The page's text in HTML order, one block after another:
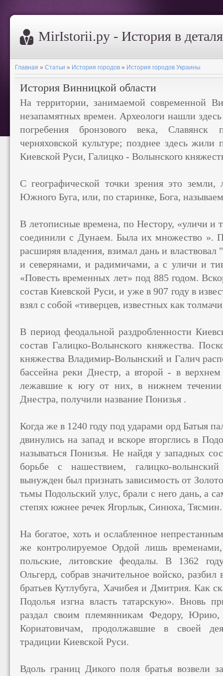
MirIstorii.ру - История в
Главная » Статьи » История городов » История городов Украины
История Винницкой области
На территории, занимаемой современной
незапамятных времен. Археологи нашли
погребения бронзового века, Славянск
черняховской культуре; позднее здесь жили
Киевской Руси, Галицко - Волынского
С географической точки зрения это
Южного Буга, или, по старинке, Бога,
В летописные времена, по Нестору, «уличи и
соединили с Дунаем. Была их множество ».
расширяя владения, взимал дань и
и северянами, и радимичами, а с уличи и
«Повесть временных лет» под 885 годом.
состав Киевской Руси, и уже в 907 году в
взял с собой «тиверцев, известных как
В период феодальной раздробленности
состав Галицко-Волынского княжества.
княжества Владимир-Волынский и Галич
бассейна реки Днестр, а второй - в
лежавшие к югу от них, в нижнем течении
Днестра, получили название Понизья .
Когда же в 1240 году под ударами орд Батыя
двинулись на запад и вскоре вторглись в
называться Понизья. Не найдя у западных
борьбе с нашествием, галицко-
вынужден был признать зависимость от
тьмы Подольский улус, брали с него дань, а
степях южнее речек Ягорлык, Синюха, Тясмин.
На богатое, хоть и ослабленное
же контролируемое Ордой лишь временами,
польские, литовские феодалы. В 1362
Ольгерд, собрав значительное войско,
братьев Кутлубуга, Хачибея и Дмитрия. Как
Подолья изгна власть татарскую». Вновь
раздал своим племянникам Федору, Юрию,
Кориатовичам, продолжавшие в своей
традиции Киевской Руси.
Вдоль границ Дикого поля братья возвели